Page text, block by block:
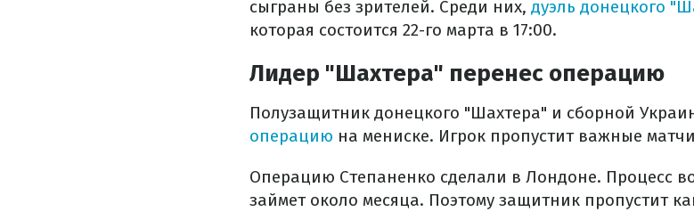
сыграны без зрителей. Среди них, дуэль донецкого
которая состоится 22-го марта в 17:00.
Лидер "Шахтера" перенес операцию
Полузащитник донецкого "Шахтера" и сборной
операцию на мениске. Игрок пропустит важные
Операцию Степаненко сделали в Лондоне. Процесс
займет около месяца. Поэтому защитник пропустит